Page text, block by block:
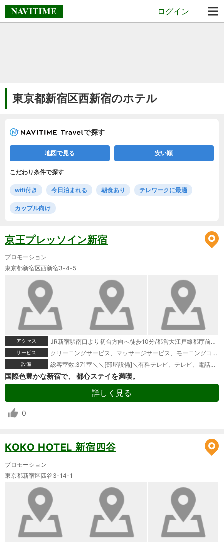
ログイン
東京都新宿区西新宿のホテル
で探す
地図で見る 安い順
こだわり条件で探す
wifi付き 今日泊まれる 朝食あり テレワークに最適
カップル向け
京王プレッソイン新宿
プロモーション
東京都新宿区西新宿3-4-5
アクセス JR新宿駅南口より初台方向へ徒歩10分/都営大江戸線都庁前駅A4出口より甲州街道方向へ徒歩8分
サービス クリーニングサービス、マッサージサービス、モーニングコール、宅配便
設備 総客室数:371室＼＼[部屋設備]＼有料テレビ、テレビ、電話、湯沸かしポット、冷蔵庫、ドライヤー、ズボンプレッサー(貸出)、電気スタンド(貸出)、アイロン(貸出)、加湿器、個別空調、変圧器(貸出)、洗浄機付トイレ、石鹸(液体)、ボディーソープ、シャンプー、リンス、ハミガキセット、カミソリ、シャワーキャップ、ブラシ、タオル、バスタオル、スリッパ、パジャマ＼＼[館内設備]＼禁煙ルーム、コンビニエンスストア、自動販売機、コインランドリー(有料)
国際色豊かな新宿で、 都心ステイを満喫。
詳しく見る
0
KOKO HOTEL 新宿四谷
プロモーション
東京都新宿区四谷3-14-1